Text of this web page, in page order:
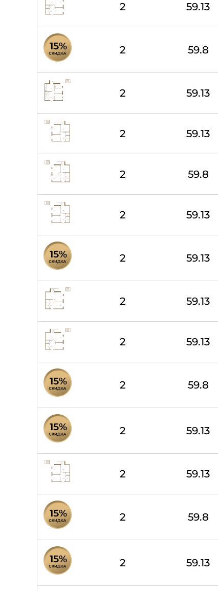
2 59.13
2 59.8
2 59.13
2 59.13
2 59.8
2 59.13
2 59.13
2 59.13
2 59.13
2 59.8
2 59.13
2 59.13
2 59.8
2 59.13